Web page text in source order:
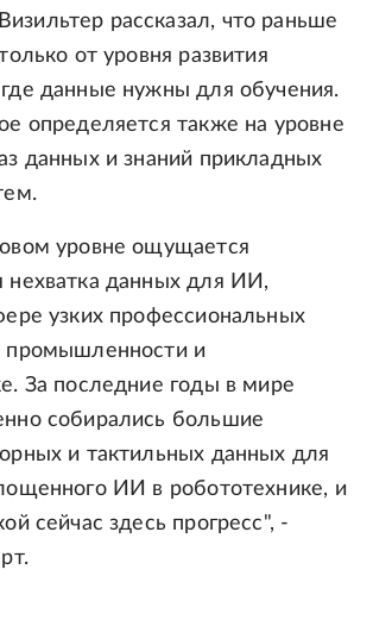
рассказал, что раньше
от уровня развития
данные нужны для обучения.
определяется также на уровне
данных и знаний прикладных
уровне ощущается
нехватка данных для ИИ,
узких профессиональных
промышленности и
За последние годы в мире
собирались большие
и тактильных данных для
ИИ в робототехнике, и
сейчас здесь прогресс", -